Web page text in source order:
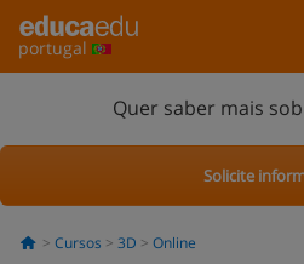
portugal
Quer saber mais
Solicite
Cursos 3D Online